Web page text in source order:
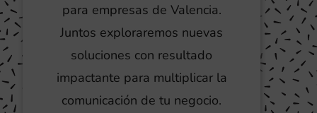
para empresas de Valencia.
Juntos exploraremos nuevas
soluciones con resultado
impactante para multiplicar la
comunicación de tu negocio.